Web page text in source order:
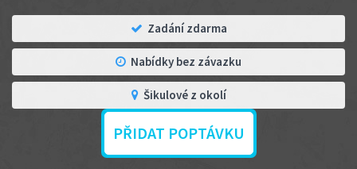
Zadání zdarma
Nabídky bez závazku
Šikulové z okolí
PŘIDAT POPTÁVKU